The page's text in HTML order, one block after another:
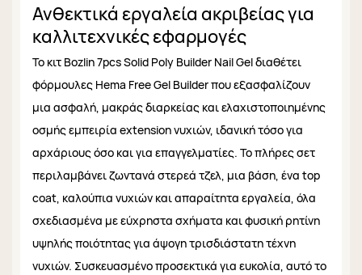
Ανθεκτικά εργαλεία ακριβείας για
καλλιτεχνικές εφαρμογές
Το κιτ Bozlin 7pcs Solid Poly Builder Nail Gel διαθέτει
φόρμουλες Hema Free Gel Builder που εξασφαλίζουν
μια ασφαλή, μακράς διαρκείας και ελαχιστοποιημένης
οσμής εμπειρία extension νυχιών, ιδανική τόσο για
αρχάριους όσο και για επαγγελματίες. Το πλήρες σετ
περιλαμβάνει ζωντανά στερεά τζελ, μια βάση, ένα top
coat, καλούπια νυχιών και απαραίτητα εργαλεία, όλα
σχεδιασμένα με εύχρηστα σχήματα και φυσική ρητίνη
υψηλής ποιότητας για άψογη τρισδιάστατη τέχνη
νυχιών. Συσκευασμένο προσεκτικά για ευκολία, αυτό το